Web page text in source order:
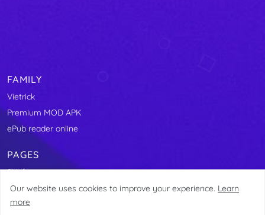
FAMILY
Vietrick
Premium MOD APK
ePub reader online
PAGES
9Kafe
Our website uses cookies to improve your experience. Learn
more